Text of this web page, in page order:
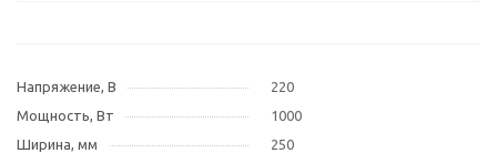
Напряжение, В
220
Мощность, Вт
1000
Ширина, мм
250